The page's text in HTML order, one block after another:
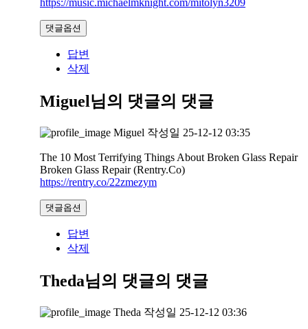
https://music.michaelmknight.com/mitolyn3209
댓글옵션
답변
삭제
Miguel님의 댓글의 댓글
Miguel 작성일 25-12-12 03:35
The 10 Most Terrifying Things About Broken Glass Repair
Broken Glass Repair (Rentry.Co)
https://rentry.co/22zmezym
댓글옵션
답변
삭제
Theda님의 댓글의 댓글
Theda 작성일 25-12-12 03:36